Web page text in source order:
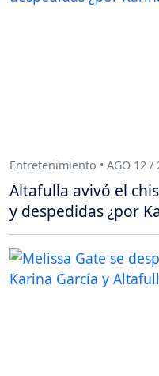
Entretenimiento • AGO 12 /
Altafulla avivó el
y despedidas ¿por